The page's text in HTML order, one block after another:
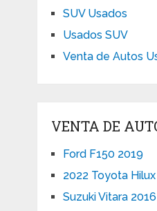
SUV Usados
Usados SUV
Venta de Autos
VENTA DE
Ford F150 2019
2022 Toyota
Suzuki Vitara 2016